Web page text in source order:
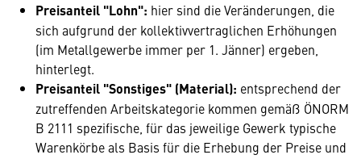
Preisanteil "Lohn": hier sind die Veränderungen, die
sich aufgrund der kollektivvertraglichen Erhöhungen
(im Metallgewerbe immer per 1. Jänner) ergeben,
hinterlegt.
Preisanteil "Sonstiges" (Material): entsprechend der
zutreffenden Arbeitskategorie kommen gemäß ÖNORM
B 2111 spezifische, für das jeweilige Gewerk typische
Warenkörbe als Basis für die Erhebung der Preise und